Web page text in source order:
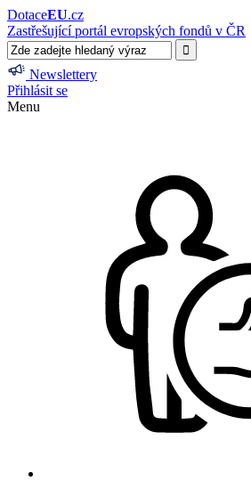
DotaceEU.cz
Zastřešující portál evropských fondů v ČR
Newslettery
Přihlásit se
Menu